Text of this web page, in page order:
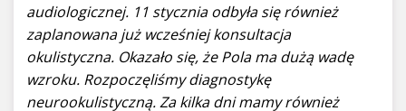
audiologicznej. 11 stycznia odbyła się również
zaplanowana już wcześniej konsultacja
okulistyczna. Okazało się, że Pola ma dużą wadę
wzroku. Rozpoczęliśmy diagnostykę
neurookulistyczną. Za kilka dni mamy również